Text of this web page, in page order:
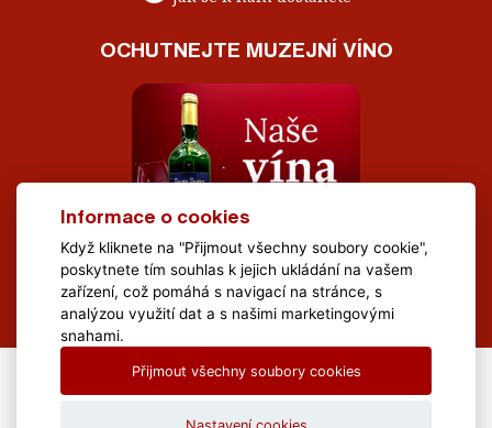
OCHUTNEJTE MUZEJNÍ VÍNO
All Rights Reserved Muzeum Brněnska © 2020, Webdesign by
Informace o cookies
Když kliknete na "Přijmout všechny soubory cookie",
poskytnete tím souhlas k jejich ukládání na vašem
zařízení, což pomáhá s navigací na stránce, s
analýzou využití dat a s našimi marketingovými
snahami.
Přijmout všechny soubory cookies